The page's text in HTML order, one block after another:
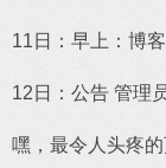
11日：早上：博
12日：公告 管理
嘿，最令人头疼